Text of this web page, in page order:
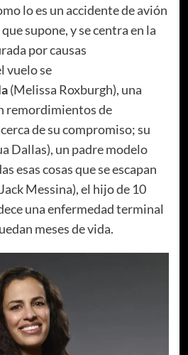
lo es un accidente de avión
supone, y se centra en la
por causas
vuelo se
(Melissa Roxburgh), una
remordimientos de
de su compromiso; su
Dallas), un padre modelo
esas cosas que se escapan
Messina), el hijo de 10
una enfermedad terminal
meses de vida.